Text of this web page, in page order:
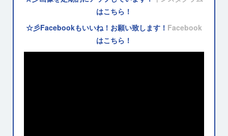
はこちら！
☆彡Facebookもいいね！お願い致します！ Facebook
はこちら！